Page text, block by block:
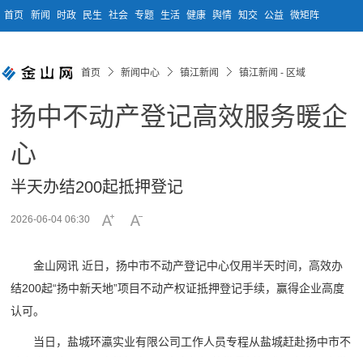
首页 新闻 时政 民生 社会 专题 生活 健康 舆情 知交 公益 微矩阵
首页 新闻中心 镇江新闻 镇江新闻 - 区域
扬中不动产登记高效服务暖企
心
半天办结200起抵押登记
2026-06-04 06:30
金山网讯 近日，扬中市不动产登记中心仅用半天时间，高效办
结200起“扬中新天地”项目不动产权证抵押登记手续，赢得企业高度
认可。
当日，盐城环瀛实业有限公司工作人员专程从盐城赶赴扬中市不